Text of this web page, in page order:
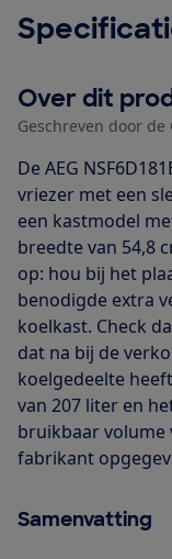
Over dit
Geschreven door
De AEG
vriezer met een
een kastmodel
breedte van 54,8
op: hou bij het
benodigde extra
koelkast. Check
dat na bij de
koelgedeelte
van 207 liter en
bruikbaar volume
fabrikant
Samenvatting